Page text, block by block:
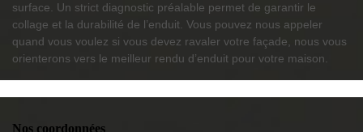
surface. Un strict diagnostic préalable permet de garantir le
collage et la durabilité de l’enduit. Vous pouvez nous appeler
quand vous voulez si vous devez ravaler votre façade, nous vous
orienterons vers le meilleur rendu d’enduit pour votre maison.
Nos coordonnées